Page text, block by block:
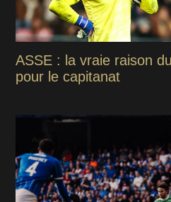
ASSE : la vraie raison
pour le capitanat